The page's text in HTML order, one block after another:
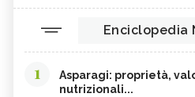
Enciclopedia
1
Asparagi: proprietà,
nutrizionali...